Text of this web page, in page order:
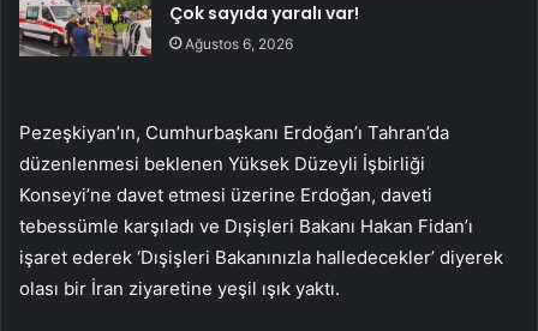
Çok sayıda yaralı var!
Ağustos 6, 2026
Pezeşkiyan’ın, Cumhurbaşkanı Erdoğan’ı Tahran’da
düzenlenmesi beklenen Yüksek Düzeyli İşbirliği
Konseyi’ne davet etmesi üzerine Erdoğan, daveti
tebessümle karşıladı ve Dışişleri Bakanı Hakan Fidan’ı
işaret ederek ‘Dışişleri Bakanınızla halledecekler’ diyerek
olası bir İran ziyaretine yeşil ışık yaktı.